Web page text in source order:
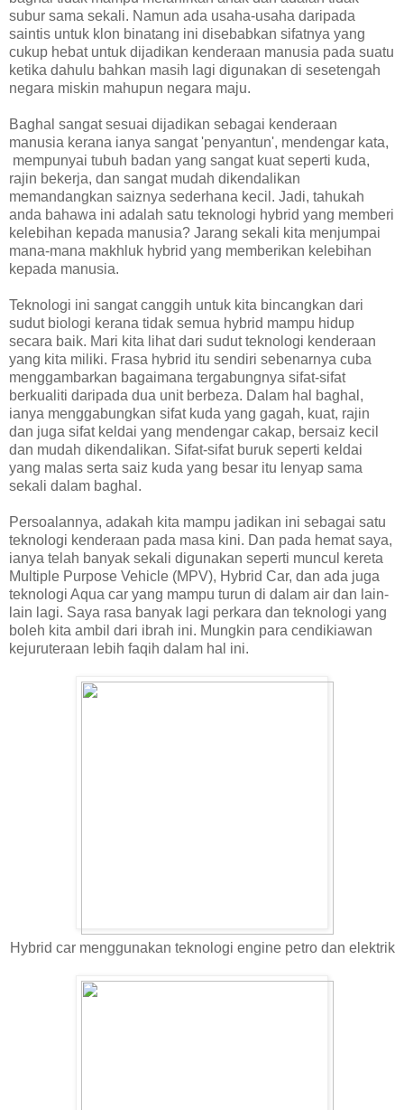
subur sama sekali. Namun ada usaha-usaha daripada
saintis untuk klon binatang ini disebabkan sifatnya yang
cukup hebat untuk dijadikan kenderaan manusia pada suatu
ketika dahulu bahkan masih lagi digunakan di sesetengah
negara miskin mahupun negara maju.
Baghal sangat sesuai dijadikan sebagai kenderaan
manusia kerana ianya sangat 'penyantun', mendengar kata,
mempunyai tubuh badan yang sangat kuat seperti kuda,
rajin bekerja, dan sangat mudah dikendalikan
memandangkan saiznya sederhana kecil. Jadi, tahukah
anda bahawa ini adalah satu teknologi hybrid yang memberi
kelebihan kepada manusia? Jarang sekali kita menjumpai
mana-mana makhluk hybrid yang memberikan kelebihan
kepada manusia.
Teknologi ini sangat canggih untuk kita bincangkan dari
sudut biologi kerana tidak semua hybrid mampu hidup
secara baik. Mari kita lihat dari sudut teknologi kenderaan
yang kita miliki. Frasa hybrid itu sendiri sebenarnya cuba
menggambarkan bagaimana tergabungnya sifat-sifat
berkualiti daripada dua unit berbeza. Dalam hal baghal,
ianya menggabungkan sifat kuda yang gagah, kuat, rajin
dan juga sifat keldai yang mendengar cakap, bersaiz kecil
dan mudah dikendalikan. Sifat-sifat buruk seperti keldai
yang malas serta saiz kuda yang besar itu lenyap sama
sekali dalam baghal.
Persoalannya, adakah kita mampu jadikan ini sebagai satu
teknologi kenderaan pada masa kini. Dan pada hemat saya,
ianya telah banyak sekali digunakan seperti muncul kereta
Multiple Purpose Vehicle (MPV), Hybrid Car, dan ada juga
teknologi Aqua car yang mampu turun di dalam air dan lain-
lain lagi. Saya rasa banyak lagi perkara dan teknologi yang
boleh kita ambil dari ibrah ini. Mungkin para cendikiawan
kejuruteraan lebih faqih dalam hal ini.
Hybrid car menggunakan teknologi engine petro dan elektrik